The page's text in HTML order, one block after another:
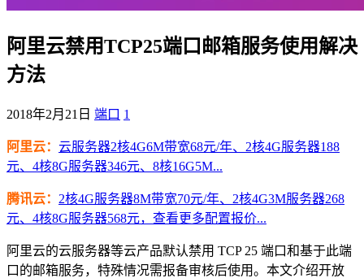
阿里云禁用TCP25端口邮箱服务使用解决
方法
2018年2月21日 端口 1
阿里云： 云服务器2核4G6M带宽68元/年、2核4G服务器188
元、4核8G服务器346元、8核16G5M...
腾讯云： 2核4G服务器8M带宽70元/年、2核4G3M服务器268
元、4核8G服务器568元，查看更多配置报价...
阿里云的云服务器等云产品默认禁用 TCP 25 端口和基于此端
口的邮箱服务，特殊情况需报备审核后使用。本文介绍开放